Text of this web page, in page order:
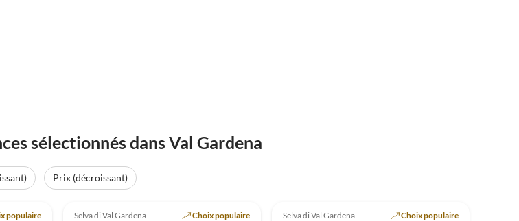
sélectionnés dans Val Gardena
Prix (décroissant)
populaire Selva di Val Gardena Choix populaire Selva di Val Gardena Choix populaire